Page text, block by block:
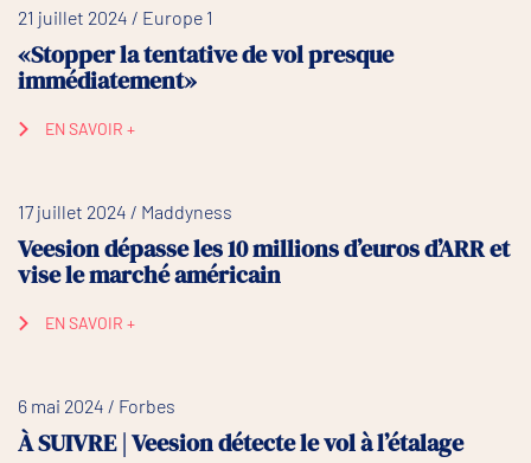
21 juillet 2024 / Europe 1
«Stopper la tentative de vol presque
immédiatement»
EN SAVOIR +
17 juillet 2024 / Maddyness
Veesion dépasse les 10 millions d’euros d’ARR et
vise le marché américain
EN SAVOIR +
6 mai 2024 / Forbes
À SUIVRE | Veesion détecte le vol à l’étalage